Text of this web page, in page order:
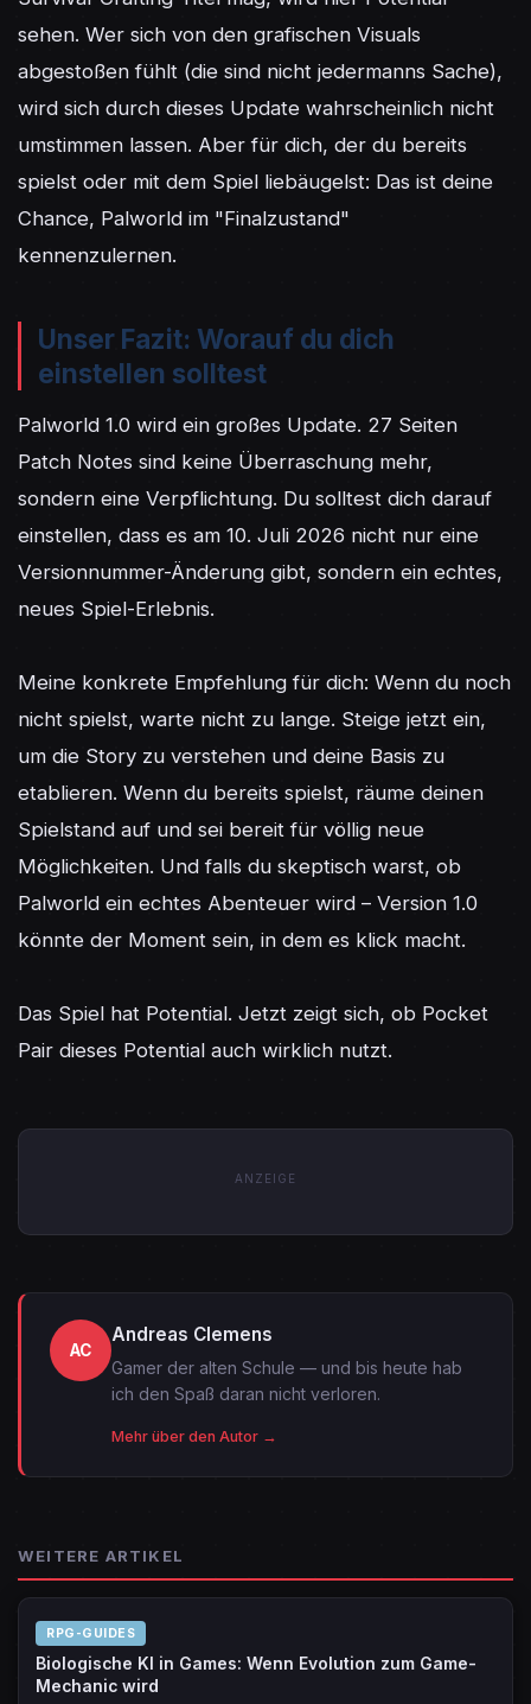
sehen. Wer sich von den grafischen Visuals
abgestoßen fühlt (die sind nicht jedermanns Sache),
wird sich durch dieses Update wahrscheinlich nicht
umstimmen lassen. Aber für dich, der du bereits
spielst oder mit dem Spiel liebäugelst: Das ist deine
Chance, Palworld im "Finalzustand"
kennenzulernen.
Unser Fazit: Worauf du dich
einstellen solltest
Palworld 1.0 wird ein großes Update. 27 Seiten
Patch Notes sind keine Überraschung mehr,
sondern eine Verpflichtung. Du solltest dich darauf
einstellen, dass es am 10. Juli 2026 nicht nur eine
Versionnummer-Änderung gibt, sondern ein echtes,
neues Spiel-Erlebnis.
Meine konkrete Empfehlung für dich: Wenn du noch
nicht spielst, warte nicht zu lange. Steige jetzt ein,
um die Story zu verstehen und deine Basis zu
etablieren. Wenn du bereits spielst, räume deinen
Spielstand auf und sei bereit für völlig neue
Möglichkeiten. Und falls du skeptisch warst, ob
Palworld ein echtes Abenteuer wird – Version 1.0
könnte der Moment sein, in dem es klick macht.
Das Spiel hat Potential. Jetzt zeigt sich, ob Pocket
Pair dieses Potential auch wirklich nutzt.
ANZEIGE
AC
Andreas Clemens
Gamer der alten Schule — und bis heute hab
ich den Spaß daran nicht verloren.
Mehr über den Autor →
WEITERE ARTIKEL
RPG-GUIDES
Biologische KI in Games: Wenn Evolution zum Game-
Mechanic wird